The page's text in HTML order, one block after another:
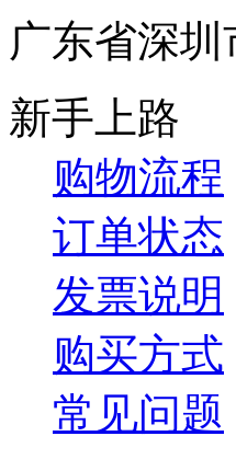
广东省深
新手上路
购物流程
订单状态
发票说明
购买方式
常见问题